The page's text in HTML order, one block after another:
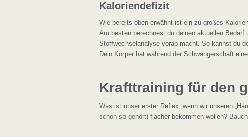
Kaloriendefizit
Wie bereits oben erwähnt ist ein zu großes
Am besten berechnest du deinen aktuellen
Stoffwechselanalyse vorab macht. So kannst du
Dein Körper hat während der Schwangerschaft
Krafttraining für den
Was ist unser erster Reflex, wenn wir unseren
schon so gehört) flacher bekommen wollen?